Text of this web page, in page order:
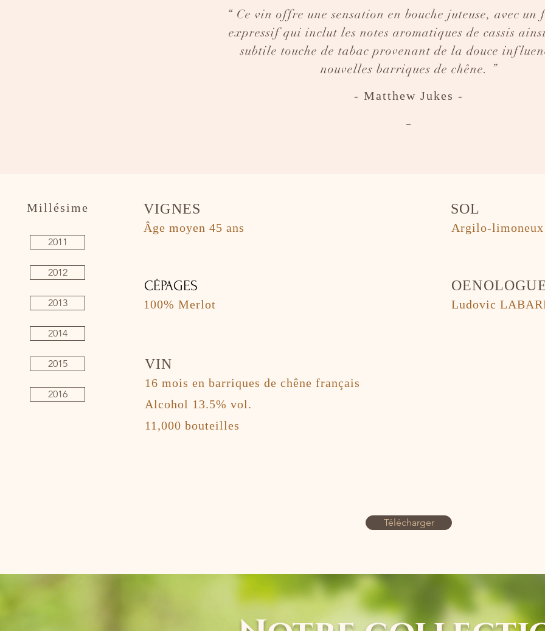
Millésime
2011
2012
2013
2014
2015
2016
“ Ce vin offre une sensation en bouche juteuse, avec un
expressif qui inclut les notes aromatiques de cassis
subtile touche de tabac provenant de la douce
nouvelles barriques de chêne. ”
- Matthew Jukes -
-
VIGNES
Âge moyen 45 ans
CÉPAGES
100% Merlot
VIN
16 mois en barriques de chêne français
​Alcohol 13.5% vol.
11,000 bouteilles
SOL
Argilo-limoneux
Ludovic
Télécharger